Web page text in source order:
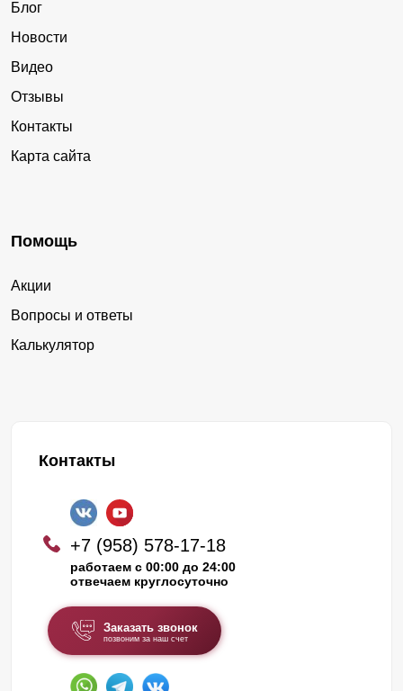
Блог
Новости
Видео
Отзывы
Контакты
Карта сайта
Помощь
Акции
Вопросы и ответы
Калькулятор
Контакты
+7 (958) 578-17-18
работаем с 00:00 до 24:00
отвечаем круглосуточно
Заказать звонок
позвоним за наш счет